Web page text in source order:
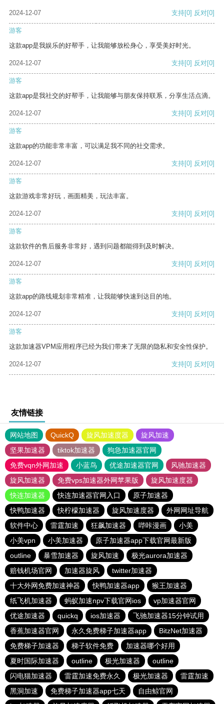
2024-12-07 支持[0] 反对[0]
游客
这款app是我娱乐的好帮手，让我能够放松身心，享受美好时光。
2024-12-07 支持[0] 反对[0]
游客
这款app是我社交的好帮手，让我能够与朋友保持联系，分享生活点滴。
2024-12-07 支持[0] 反对[0]
游客
这款app的功能非常丰富，可以满足我不同的社交需求。
2024-12-07 支持[0] 反对[0]
游客
这款游戏非常好玩，画面精美，玩法丰富。
2024-12-07 支持[0] 反对[0]
游客
这款软件的售后服务非常好，遇到问题都能得到及时解决。
2024-12-07 支持[0] 反对[0]
游客
这款app的路线规划非常精准，让我能够快速到达目的地。
2024-12-07 支持[0] 反对[0]
游客
这款加速器VPM应用程序已经为我们带来了无限的隐私和安全性保护。
2024-12-07 支持[0] 反对[0]
友情链接
网站地图 QuickQ 旋风加速度器
旋风加速
坚果加速器
tiktok加速器
狗急加速器官网
免费vqn外网加速
小蓝鸟 优途加速器官网
风驰加速器
旋风加速器
免费vps加速器外网苹果版
旋风加速度器
快连加速器
快连加速器官网入口
原子加速器
快鸭加速器
快柠檬加速器 旋风加速度器
外网网址导航
软件中心
雷霆加速 狂飙加速器 哔咔漫画
小美
小美vpn
小美加速器
原子加速器app下载官网最新版
outline
暴雪加速器 旋风加速
极光aurora加速器
赔钱机场官网
加速器旋风
twitter加速器
十大外网免费加速神器
快鸭加速器app
猴王加速器
纸飞机加速器
蚂蚁加速npv下载官网ios
vp加速器官网
优途加速器
quickq ios加速器
飞驰加速器15分钟试用
香蕉加速器官网
永久免费梯子加速器app
BitzNet加速器
免费梯子加速器
梯子软件免费
加速器哪个好用
夏时国际加速器
outline 极光加速器
outline
闪电猫加速器
雷霆加速免费永久 极光加速器
雷霆加速
黑洞加速
免费梯子加速器app七天
自由鲸官网